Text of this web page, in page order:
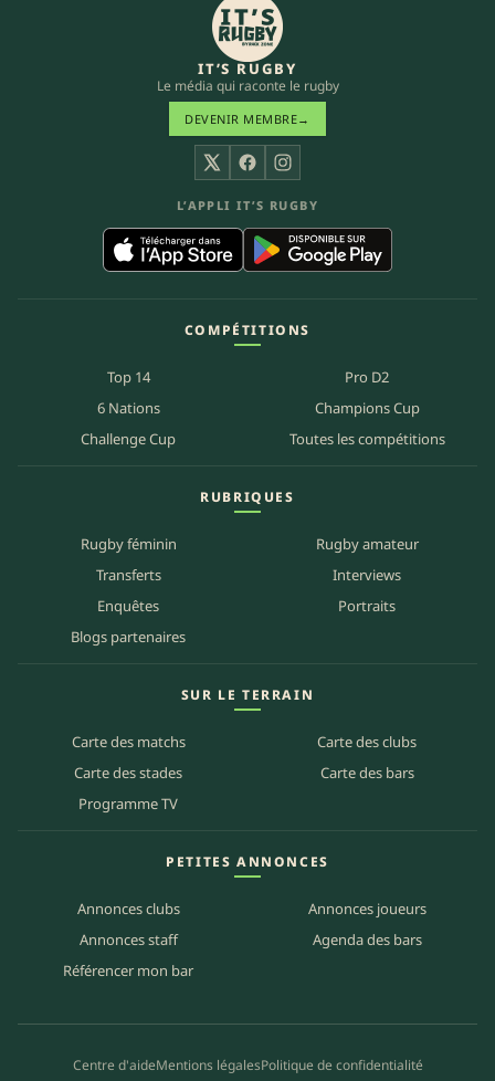
IT’S RUGBY
Le média qui raconte le rugby
DEVENIR MEMBRE→
X FacebookInstagram
L’APPLI IT’S RUGBY
COMPÉTITIONS
Top 14
Pro D2
6 Nations
Champions Cup
Challenge Cup
Toutes les compétitions
RUBRIQUES
Rugby féminin
Rugby amateur
Transferts
Interviews
Enquêtes
Portraits
Blogs partenaires
SUR LE TERRAIN
Carte des matchs
Carte des clubs
Carte des stades
Carte des bars
Programme TV
PETITES ANNONCES
Annonces clubs
Annonces joueurs
Annonces staff
Agenda des bars
Référencer mon bar
Centre d'aideMentions légalesPolitique de confidentialité